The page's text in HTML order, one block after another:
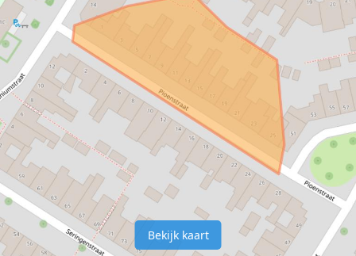
Bekijk kaart